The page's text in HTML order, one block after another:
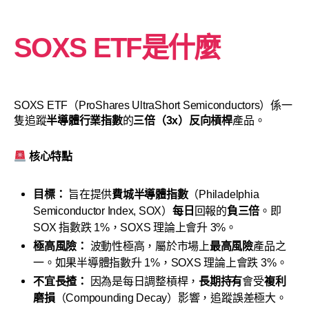
SOXS ETF是什麼
SOXS ETF（ProShares UltraShort Semiconductors）係一
隻追蹤半導體行業指數的三倍（3x）反向槓桿產品。
核心特點
目標： 旨在提供費城半導體指數（Philadelphia
Semiconductor Index, SOX） 每日 回報的負三倍 。即
SOX 指數跌 1%，SOXS 理論上會升 3%。
極高風險： 波動性極高，屬於市場上最高風險產品之
一。如果半導體指數升 1%，SOXS 理論上會跌 3%。
不宜長揸：
因為是每日調整槓桿，長期持有會受複利
磨損（Compounding Decay）影響，追蹤誤差極大。